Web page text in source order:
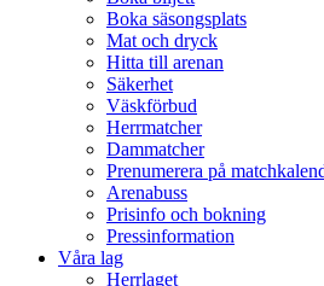
Boka säsongsplats
Mat och dryck
Hitta till arenan
Säkerhet
Väskförbud
Herrmatcher
Dammatcher
Prenumerera på
Arenabuss
Prisinfo och bokning
Pressinformation
Våra lag
Herrlaget